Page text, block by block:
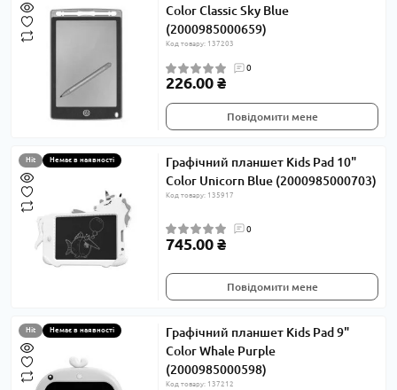
Color Classic Sky Blue
(2000985000659)
Код товару: 137203
0
226.00 ₴
Повідомити мене
Hit Немає в наявності
Графічний планшет Kids Pad 10"
Color Unicorn Blue (2000985000703)
Код товару: 135917
0
745.00 ₴
Повідомити мене
Hit Немає в наявності
Графічний планшет Kids Pad 9"
Color Whale Purple
(2000985000598)
Код товару: 137212